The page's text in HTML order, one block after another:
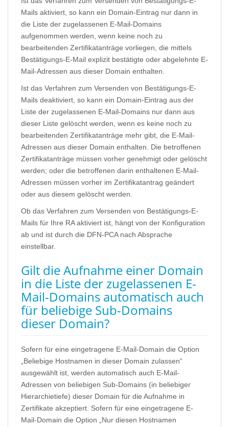
Mails aktiviert, so kann ein Domain-Eintrag nur dann in
die Liste der zugelassenen E-Mail-Domains
aufgenommen werden, wenn keine noch zu
bearbeitenden Zertifikatanträge vorliegen, die mittels
Bestätigungs-E-Mail explizit bestätigte oder abgelehnte E-
Mail-Adressen aus dieser Domain enthalten.
Ist das Verfahren zum Versenden von Bestätigungs-E-
Mails deaktiviert, so kann ein Domain-Eintrag aus der
Liste der zugelassenen E-Mail-Domains nur dann aus
dieser Liste gelöscht werden, wenn es keine noch zu
bearbeitenden Zertifikatanträge mehr gibt, die E-Mail-
Adressen aus dieser Domain enthalten. Die betroffenen
Zertifikatanträge müssen vorher genehmigt oder gelöscht
werden; oder die betroffenen darin enthaltenen E-Mail-
Adressen müssen vorher im Zertifikatantrag geändert
oder aus diesem gelöscht werden.
Ob das Verfahren zum Versenden von Bestätigungs-E-
Mails für Ihre RA aktiviert ist, hängt von der Konfiguration
ab und ist durch die DFN-PCA nach Absprache
einstellbar.
Gilt die Aufnahme einer Domain
in die Liste der zugelassenen E-
Mail-Domains automatisch auch
für beliebige Sub-Domains
dieser Domain?
Sofern für eine eingetragene E-Mail-Domain die Option
„Beliebige Hostnamen in dieser Domain zulassen“
ausgewählt ist, werden automatisch auch E-Mail-
Adressen von beliebigen Sub-Domains (in beliebiger
Hierarchietiefe) dieser Domain für die Aufnahme in
Zertifikate akzeptiert. Sofern für eine eingetragene E-
Mail-Domain die Option „Nur diesen Hostnamen